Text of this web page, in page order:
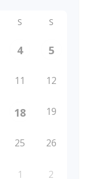
S S
4 5
11 12
18 19
25 26
1 2